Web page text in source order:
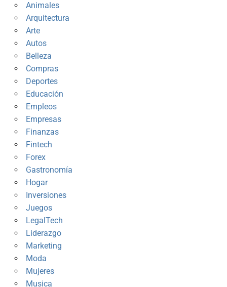
Animales
Arquitectura
Arte
Autos
Belleza
Compras
Deportes
Educación
Empleos
Empresas
Finanzas
Fintech
Forex
Gastronomía
Hogar
Inversiones
Juegos
LegalTech
Liderazgo
Marketing
Moda
Mujeres
Musica